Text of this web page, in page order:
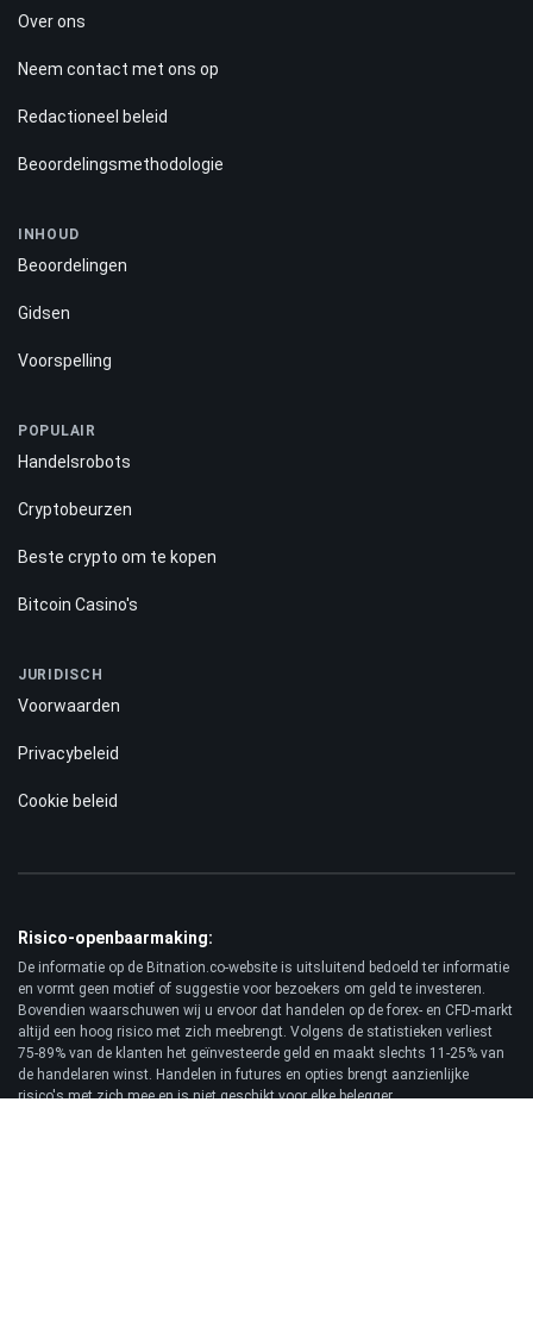
Over ons
Neem contact met ons op
Redactioneel beleid
Beoordelingsmethodologie
INHOUD
Beoordelingen
Gidsen
Voorspelling
POPULAIR
Handelsrobots
Cryptobeurzen
Beste crypto om te kopen
Bitcoin Casino's
JURIDISCH
Voorwaarden
Privacybeleid
Cookie beleid
Risico-openbaarmaking:
De informatie op de Bitnation.co-website is uitsluitend bedoeld ter informatie
en vormt geen motief of suggestie voor bezoekers om geld te investeren.
Bovendien waarschuwen wij u ervoor dat handelen op de forex- en CFD-markt
altijd een hoog risico met zich meebrengt. Volgens de statistieken verliest
75-89% van de klanten het geïnvesteerde geld en maakt slechts 11-25% van
de handelaren winst. Handelen in futures en opties brengt aanzienlijke
risico's met zich mee en is niet geschikt voor elke belegger.